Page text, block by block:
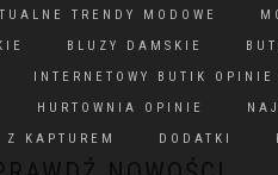
TRENDY MODOWE
BLUZY DAMSKIE
INTERNETOWY BUTIK OPINIE
HURTOWNIA OPINIE
Z KAPTUREM
DODATKI